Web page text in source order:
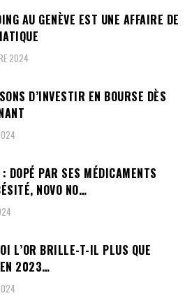
AU GENÈVE EST UNE AFFAIRE DE
2024
D’INVESTIR EN BOURSE DÈS
: DOPÉ PAR SES MÉDICAMENTS
NOVO NO…
L’OR BRILLE-T-IL PLUS QUE
2023…